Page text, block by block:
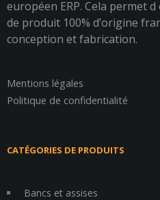
européen ERP. Cela permet
de produit 100% d’origine
conception et fabrication.
Mentions légales
Politique de confidentialité
CATÉGORIES DE PRODUITS
Bancs et assises